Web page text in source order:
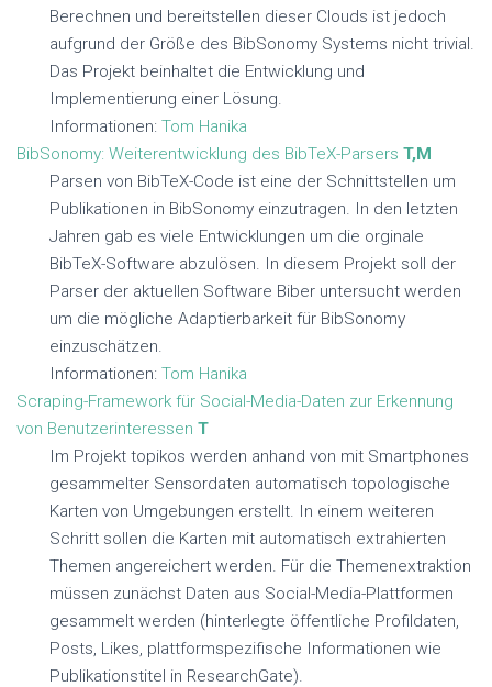
Berechnen und bereitstellen dieser Clouds ist jedoch
aufgrund der Größe des BibSonomy Systems nicht trivial.
Das Projekt beinhaltet die Entwicklung und
Implementierung einer Lösung.
Informationen: Tom Hanika
BibSonomy: Weiterentwicklung des BibTeX-Parsers T,M
Parsen von BibTeX-Code ist eine der Schnittstellen um
Publikationen in BibSonomy einzutragen. In den letzten
Jahren gab es viele Entwicklungen um die orginale
BibTeX-Software abzulösen. In diesem Projekt soll der
Parser der aktuellen Software Biber untersucht werden
um die mögliche Adaptierbarkeit für BibSonomy
einzuschätzen.
Informationen: Tom Hanika
Scraping-Framework für Social-Media-Daten zur Erkennung
von Benutzerinteressen T
Im Projekt topikos werden anhand von mit Smartphones
gesammelter Sensordaten automatisch topologische
Karten von Umgebungen erstellt. In einem weiteren
Schritt sollen die Karten mit automatisch extrahierten
Themen angereichert werden. Für die Themenextraktion
müssen zunächst Daten aus Social-Media-Plattformen
gesammelt werden (hinterlegte öffentliche Profildaten,
Posts, Likes, plattformspezifische Informationen wie
Publikationstitel in ResearchGate).